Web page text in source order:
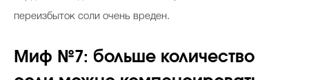
переизбыток соли очень вреден.
Миф №7: больше количество